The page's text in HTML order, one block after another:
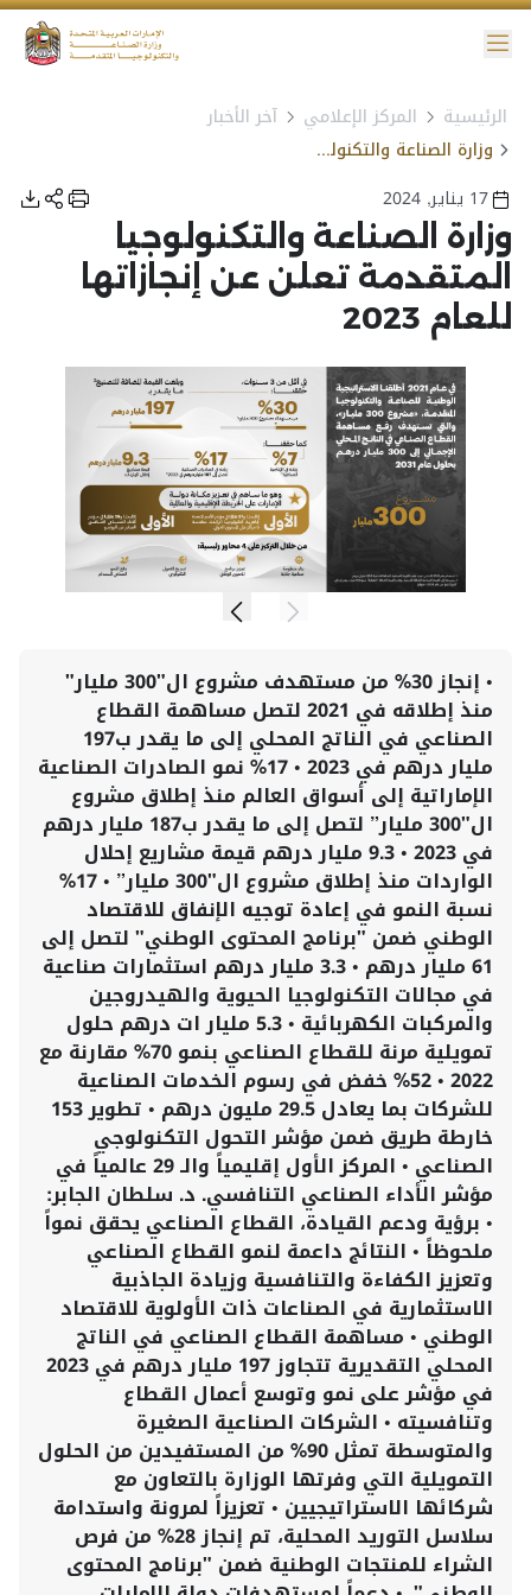
الوصول
الرئيسية المركز الإعلامي
آخر الأخبار
وزارة الصناعة والتكنولوجيا المتقدمة تعلن عن إنجازاتها للعام 2023
17 يناير, 2024
وزارة الصناعة والتكنولوجيا
المتقدمة تعلن عن إنجازاتها
للعام 2023
• إنجاز 30% من مستهدف مشروع ال"300 مليار"
منذ إطلاقه في 2021 لتصل مساهمة القطاع
الصناعي في الناتج المحلي إلى ما يقدر ب197
مليار درهم في 2023 • 17% نمو الصادرات الصناعية
الإماراتية إلى أسواق العالم منذ إطلاق مشروع
ال"300 مليار” لتصل إلى ما يقدر ب187 مليار درهم
في 2023 • 9.3 مليار درهم قيمة مشاريع إحلال
الواردات منذ إطلاق مشروع ال"300 مليار” • 17%
نسبة النمو في إعادة توجيه الإنفاق للاقتصاد
الوطني ضمن "برنامج المحتوى الوطني" لتصل إلى
61 مليار درهم • 3.3 مليار درهم استثمارات صناعية
في مجالات التكنولوجيا الحيوية والهيدروجين
والمركبات الكهربائية • 5.3 مليار ات درهم حلول
تمويلية مرنة للقطاع الصناعي بنمو 70% مقارنة مع
2022 • 52% خفض في رسوم الخدمات الصناعية
للشركات بما يعادل 29.5 مليون درهم • تطوير 153
خارطة طريق ضمن مؤشر التحول التكنولوجي
الصناعي • المركز الأول إقليمياً والـ 29 عالمياً في
مؤشر الأداء الصناعي التنافسي. د. سلطان الجابر:
• برؤية ودعم القيادة، القطاع الصناعي يحقق نمواً
ملحوظاً • النتائج داعمة لنمو القطاع الصناعي
وتعزيز الكفاءة والتنافسية وزيادة الجاذبية
الاستثمارية في الصناعات ذات الأولوية للاقتصاد
الوطني • مساهمة القطاع الصناعي في الناتج
المحلي التقديرية تتجاوز 197 مليار درهم في 2023
في مؤشر على نمو وتوسع أعمال القطاع
وتنافسيته • الشركات الصناعية الصغيرة
والمتوسطة تمثل 90% من المستفيدين من الحلول
التمويلية التي وفرتها الوزارة بالتعاون مع
شركائها الاستراتيجيين • تعزيزاً لمرونة واستدامة
سلاسل التوريد المحلية، تم إنجاز 28% من فرص
الشراء للمنتجات الوطنية ضمن "برنامج المحتوى